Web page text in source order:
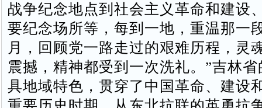
战争纪念地点到社会主义革命和建设
要纪念场所等，每到一地，重温那一
月，回顾党一路走过的艰难历程，灵
震撼，精神都受到一次洗礼。”吉林
具地域特色，贯穿了中国革命、建设